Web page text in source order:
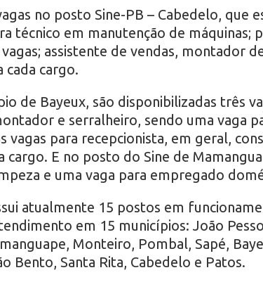
no posto Sine-PB – Cabedelo, que
técnico em manutenção de máquinas;
assistente de vendas, montador
cada cargo.
de Bayeux, são disponibilizadas três
e serralheiro, sendo uma vaga
vagas para recepcionista, em geral,
cargo. E no posto do Sine de
e uma vaga para empregado
atualmente 15 postos em
em 15 municípios: João
Monteiro, Pombal, Sapé,
Bento, Santa Rita, Cabedelo e Patos.